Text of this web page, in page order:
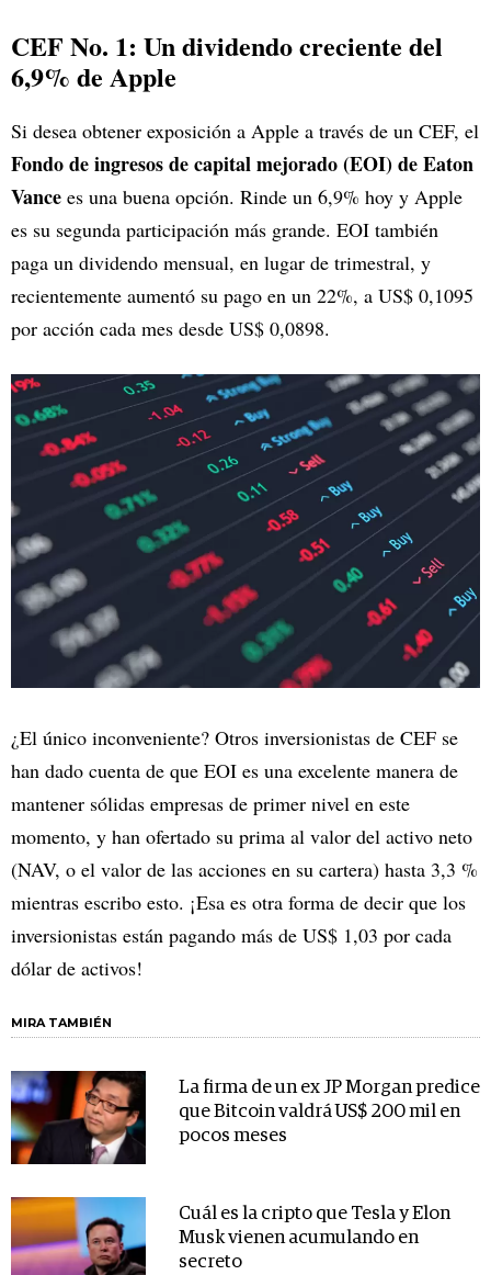
CEF No. 1: Un dividendo creciente del
6,9% de Apple
Si desea obtener exposición a Apple a través de un CEF, el
Fondo de ingresos de capital mejorado (EOI) de Eaton
Vance es una buena opción. Rinde un 6,9% hoy y Apple
es su segunda participación más grande. EOI también
paga un dividendo mensual, en lugar de trimestral, y
recientemente aumentó su pago en un 22%, a US$ 0,1095
por acción cada mes desde US$ 0,0898.
¿El único inconveniente? Otros inversionistas de CEF se
han dado cuenta de que EOI es una excelente manera de
mantener sólidas empresas de primer nivel en este
momento, y han ofertado su prima al valor del activo neto
(NAV, o el valor de las acciones en su cartera) hasta 3,3 %
mientras escribo esto. ¡Esa es otra forma de decir que los
inversionistas están pagando más de US$ 1,03 por cada
dólar de activos!
MIRA TAMBIÉN
La firma de un ex JP Morgan predice
que Bitcoin valdrá US$ 200 mil en
pocos meses
Cuál es la cripto que Tesla y Elon
Musk vienen acumulando en
secreto